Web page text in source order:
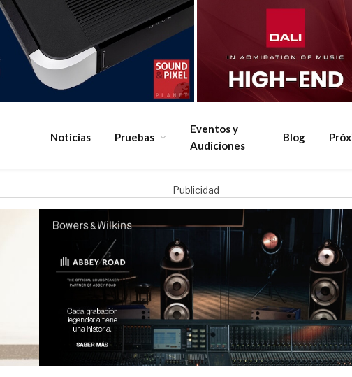
Noticias Pruebas
Eventos y
Audiciones
Blog
Publicidad